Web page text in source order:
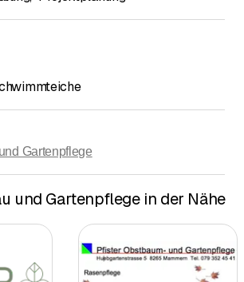
Gartenpflege
und Gartenpflege in der Nähe